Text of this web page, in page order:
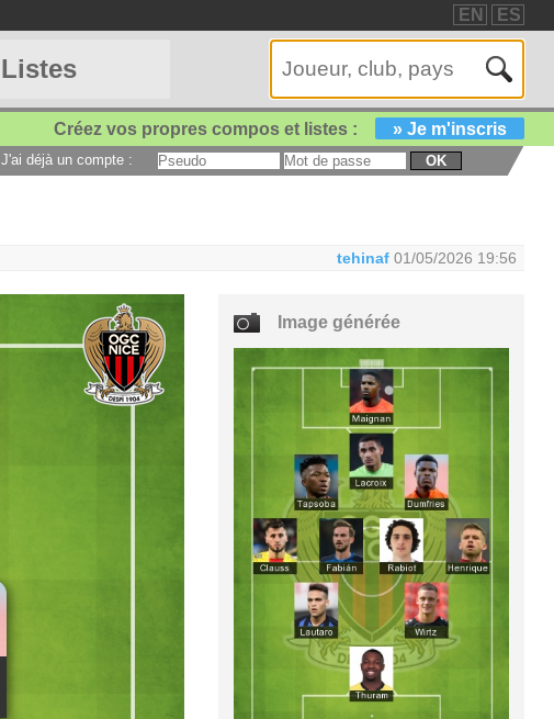
EN ES
Listes
Créez vos propres compos et listes : » Je m'inscris
J'ai déjà un compte : OK
tehinaf 01/05/2026 19:56
Image générée